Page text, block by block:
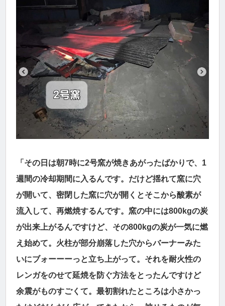
「その日は朝7時に2号窯が焼きあがったばかりで、1
週間の冷却期間に入るんです。だけど揺れて窯に穴
が開いて、密閉した窯に穴が開くとそこから酸素が
流入して、再燃焼するんです。窯の中には800kgの炭
が出来上がるんですけど、その800kgの炭が一気に燃
え始めて。火柱が部分崩落した穴からバーナーみた
いにブォーーーっと立ち上がって。それを耐火性の
レンガをのせて延焼を防ぐ方法をとったんですけど
余震がものすごくて。最初割れたところは小さかっ